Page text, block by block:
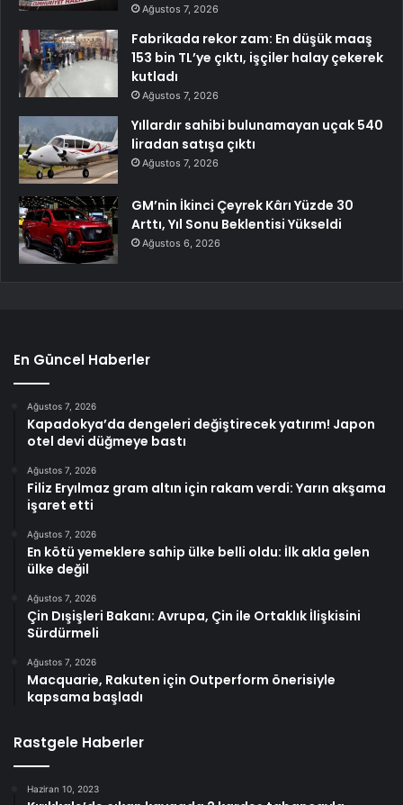
Ağustos 7, 2026
Fabrikada rekor zam: En düşük maaş
153 bin TL’ye çıktı, işçiler halay çekerek
kutladı
Ağustos 7, 2026
Yıllardır sahibi bulunamayan uçak 540
liradan satışa çıktı
Ağustos 7, 2026
GM’nin İkinci Çeyrek Kârı Yüzde 30
Arttı, Yıl Sonu Beklentisi Yükseldi
Ağustos 6, 2026
En Güncel Haberler
Ağustos 7, 2026
Kapadokya’da dengeleri değiştirecek yatırım! Japon
otel devi düğmeye bastı
Ağustos 7, 2026
Filiz Eryılmaz gram altın için rakam verdi: Yarın akşama
işaret etti
Ağustos 7, 2026
En kötü yemeklere sahip ülke belli oldu: İlk akla gelen
ülke değil
Ağustos 7, 2026
Çin Dışişleri Bakanı: Avrupa, Çin ile Ortaklık İlişkisini
Sürdürmeli
Ağustos 7, 2026
Macquarie, Rakuten için Outperform önerisiyle
kapsama başladı
Rastgele Haberler
Haziran 10, 2023